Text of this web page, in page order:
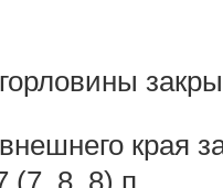
края
(7, 8, 8) п.